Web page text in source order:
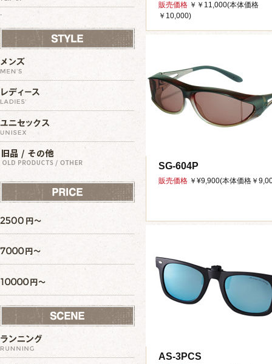
.
販売価格 ￥￥11,000(本体価格
￥10,000)
SG-604P
販売価格 ￥¥9,900(本体価格￥
AS-3PCS